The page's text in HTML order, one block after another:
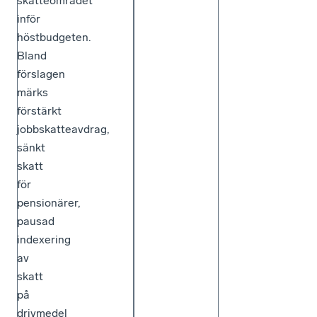
inför
höstbudgeten.
Bland
förslagen
märks
förstärkt
jobbskatteavdrag,
sänkt
skatt
för
pensionärer,
pausad
indexering
av
skatt
på
drivmedel